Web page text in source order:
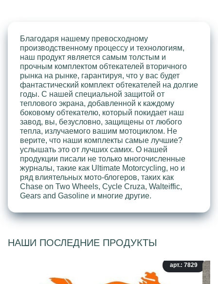
Благодаря нашему превосходному
производственному процессу и технологиям,
наш продукт является самым толстым и
прочным комплектом обтекателей вторичного
рынка на рынке, гарантируя, что у вас будет
фантастический комплект обтекателей на долгие
годы. С нашей специальной защитой от
теплового экрана, добавленной к каждому
боковому обтекателю, который покидает наш
завод, вы, безусловно, защищены от любого
тепла, излучаемого вашим мотоциклом. Не
верите, что наши комплекты самые лучшие?
услышать это от лучших самих. О нашей
продукции писали не только многочисленные
журналы, такие как Ultimate Motorcycling, но и
ряд влиятельных мото-блогеров, таких как
Chase on Two Wheels, Cycle Cruza, Walteiffic,
Gears and Gasoline и многие другие.
НАШИ ПОСЛЕДНИЕ ПРОДУКТЫ
арт.: 7829